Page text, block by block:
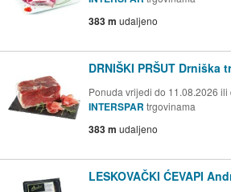
383 m udaljeno
DRNIŠKI PRŠUT Drniška
Ponuda vrijedi do 11.08.2026 ili
INTERSPAR trgovinama
383 m udaljeno
LESKOVAČKI ĆEVAPI